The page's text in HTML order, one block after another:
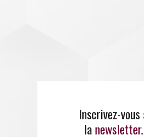
Inscrivez-vous
la newsletter.